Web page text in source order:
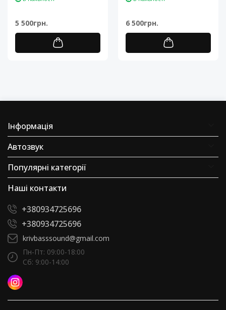
5 500грн. 6 500грн.
Інформація
Автозвук
Популярні категорії
Наші контакти
+380934725696
+380934725696
krivbasssound@gmail.com
Пн-Пт: 09:00-18:00
Сб: 9:00-14:00